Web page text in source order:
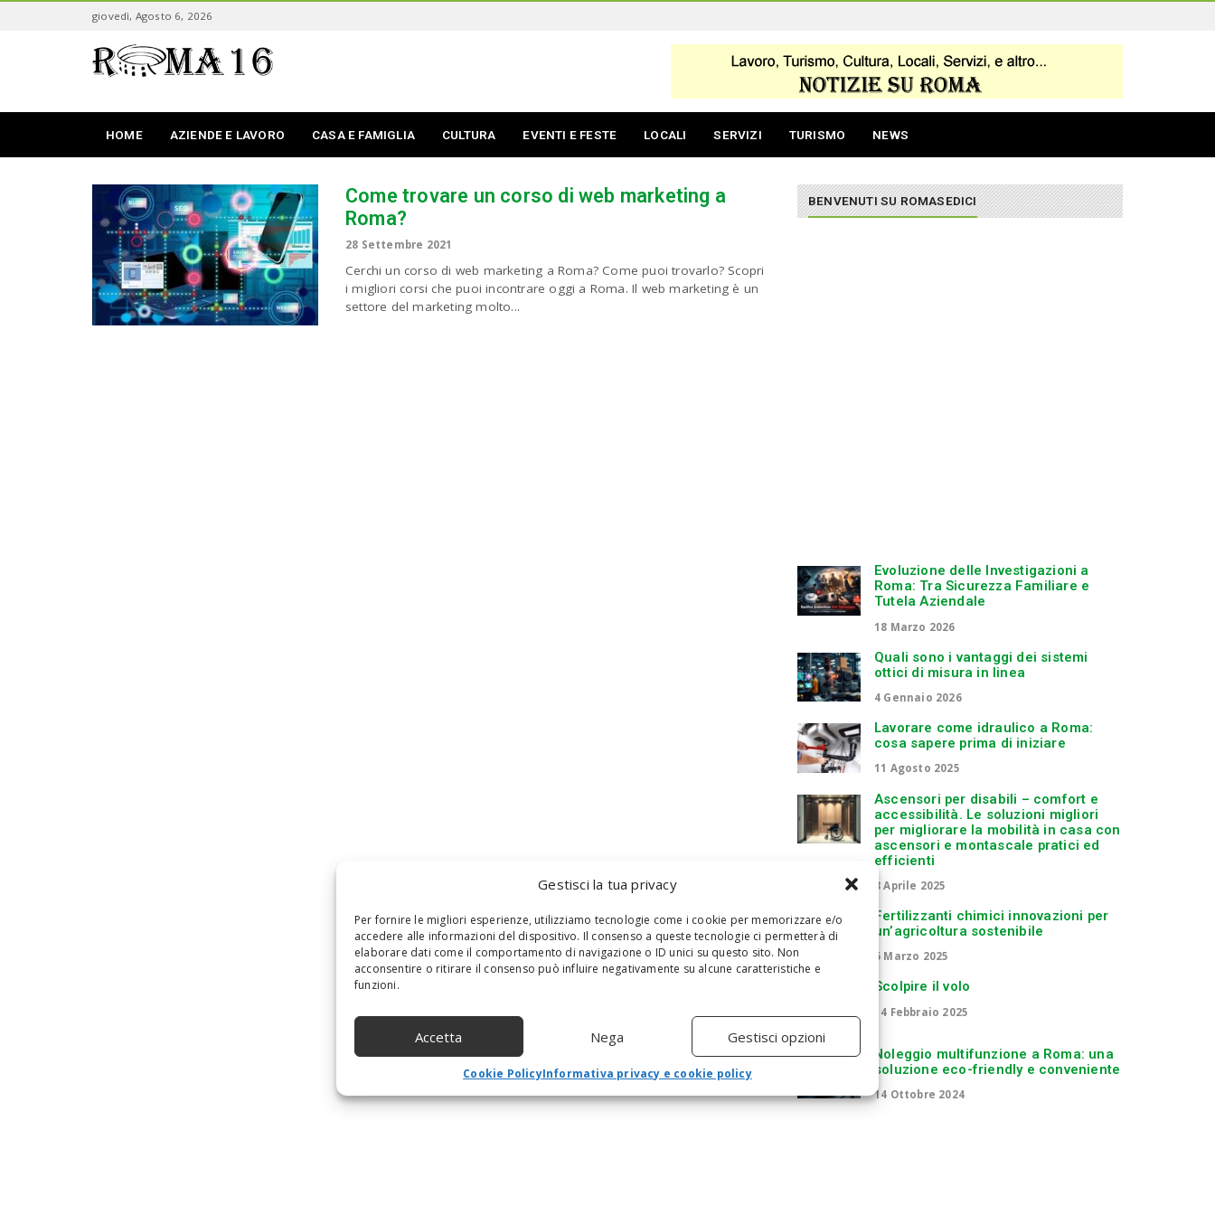
Gestisci la tua privacy
Per fornire le migliori esperienze, utilizziamo tecnologie come i cookie per memorizzare e/o
accedere alle informazioni del dispositivo. Il consenso a queste tecnologie ci permetterà di
elaborare dati come il comportamento di navigazione o ID unici su questo sito. Non
acconsentire o ritirare il consenso può influire negativamente su alcune caratteristiche e
funzioni.
Accetta Nega Gestisci opzioni
Cookie PolicyInformativa privacy e cookie policy
m
giovedì, Agosto 6, 2026
R
o
e
d
c
i
HOME AZIENDE E LAVORO CASA E FAMIGLIA CULTURA EVENTI E FESTE LOCALI SERVIZI TURISMO NEWS
Come trovare un corso di web marketing a
Roma?
28 Settembre 2021
Cerchi un corso di web marketing a Roma? Come puoi trovarlo? Scopri
i migliori corsi che puoi incontrare oggi a Roma. Il web marketing è un
settore del marketing molto...
BENVENUTI SU ROMASEDICI
Evoluzione delle Investigazioni a
Roma: Tra Sicurezza Familiare e
Tutela Aziendale
18 Marzo 2026
Quali sono i vantaggi dei sistemi
ottici di misura in linea
4 Gennaio 2026
Lavorare come idraulico a Roma:
cosa sapere prima di iniziare
11 Agosto 2025
Ascensori per disabili – comfort e
accessibilità. Le soluzioni migliori
per migliorare la mobilità in casa con
ascensori e montascale pratici ed
efficienti
8 Aprile 2025
Fertilizzanti chimici innovazioni per
un’agricoltura sostenibile
6 Marzo 2025
Scolpire il volo
14 Febbraio 2025
Noleggio multifunzione a Roma: una
soluzione eco-friendly e conveniente
14 Ottobre 2024